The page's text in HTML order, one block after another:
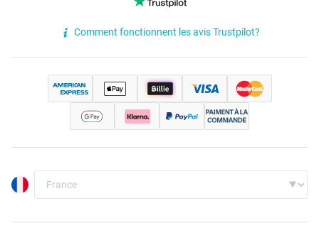
Comment fonctionnent les avis Trustpilot?